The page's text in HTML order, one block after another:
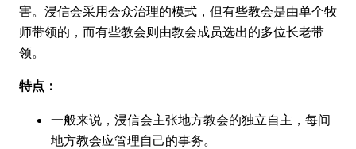
害。浸信会采用会众治理的模式，但有些教会是由单个牧
师带领的，而有些教会则由教会成员选出的多位长老带
领。
特点：
一般来说，浸信会主张地方教会的独立自主，每间
地方教会应管理自己的事务。